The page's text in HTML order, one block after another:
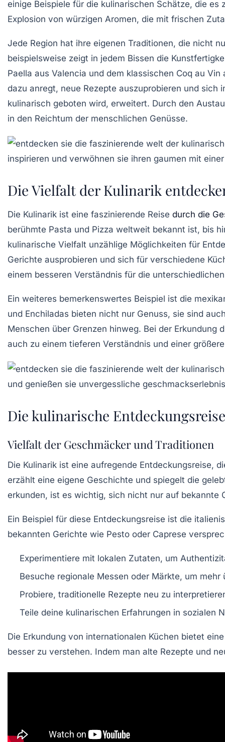
einige Beispiele für die kulinarischen Schätze, die
Explosion von würzigen Aromen, die mit frischen
Jede Region hat ihre eigenen Traditionen, die nicht
beispielsweise zeigt in jedem Bissen die
Paella aus Valencia und dem klassischen Coq au Vin
dazu anregt, neue Rezepte auszuprobieren und
kulinarisch geboten wird, erweitert. Durch den
in den Reichtum der menschlichen Genüsse.
Die Vielfalt der Kulinarik
Die Kulinarik ist eine faszinierende Reise durch die
berühmte Pasta und Pizza weltweit bekannt ist, bis
kulinarische Vielfalt unzählige Möglichkeiten für
Gerichte ausprobieren und sich für verschiedene
einem besseren Verständnis für die
Ein weiteres bemerkenswertes Beispiel ist die
und Enchiladas bieten nicht nur Genuss, sie sind
Menschen über Grenzen hinweg. Bei der
auch zu einem tieferen Verständnis und einer
Die kulinarische Entdeckungsreise
Vielfalt der Geschmäcker und Traditionen
Die Kulinarik ist eine aufregende Entdeckungsreise,
erzählt eine eigene Geschichte und spiegelt die
erkunden, ist es wichtig, sich nicht nur auf bekannte
Ein Beispiel für diese Entdeckungsreise ist die
bekannten Gerichte wie Pesto oder Caprese
Experimentiere mit lokalen Zutaten, um
Besuche regionale Messen oder Märkte, um
Probiere, traditionelle Rezepte neu zu
Teile deine kulinarischen Erfahrungen in sozialen
Die Erkundung von internationalen Küchen bietet
besser zu verstehen. Indem man alte Rezepte und